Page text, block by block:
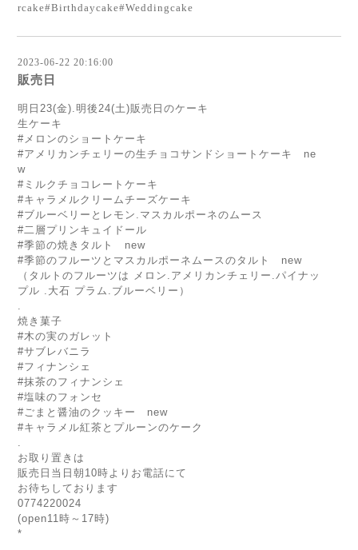
rcake#Birthdaycake#Weddingcake
2023-06-22 20:16:00
販売日
明日23(金).明後24(土)販売日のケーキ
生ケーキ
#メロンのショートケーキ
#アメリカンチェリーの生チョコサンドショートケーキ ne
w
#ミルクチョコレートケーキ
#キャラメルクリームチーズケーキ
#ブルーベリーとレモン.マスカルポーネのムース
#二層プリンキュイドール
#季節の焼きタルト new
#季節のフルーツとマスカルポーネムースのタルト new
（タルトのフルーツは メロン.アメリカンチェリー.パイナッ
プル .大石 プラム.ブルーベリー）
.
焼き菓子
#木の実のガレット
#サブレバニラ
#フィナンシェ
#抹茶のフィナンシェ
#塩味のフォンセ
#ごまと醤油のクッキー new
#キャラメル紅茶とプルーンのケーク
.
お取り置きは
販売日当日朝10時よりお電話にて
お待ちしております
0774220024
(open11時～17時)
*